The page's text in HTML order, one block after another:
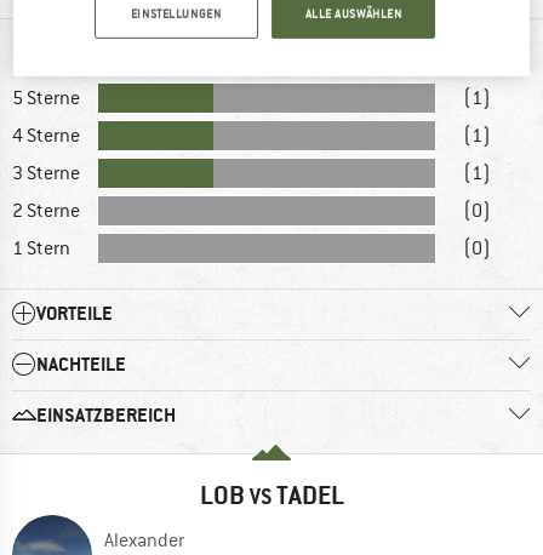
5 Sterne
(1)
4 Sterne
(1)
3 Sterne
(1)
2 Sterne
(0)
1 Stern
(0)
VORTEILE
NACHTEILE
EINSATZBEREICH
LOB VSTADEL
Alexander
EINSTELLUNGEN ALLE AUSWÄHLEN